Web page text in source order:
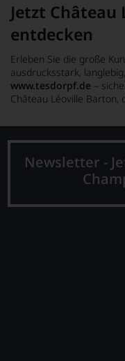
Jetzt
entdecken
Erleben Sie die große
ausdrucksstark,
www.tesdorpf.de –
Château Léoville Barton,
Newsletter -